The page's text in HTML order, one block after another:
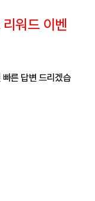
워드 이벤
른 답변 드리겠습